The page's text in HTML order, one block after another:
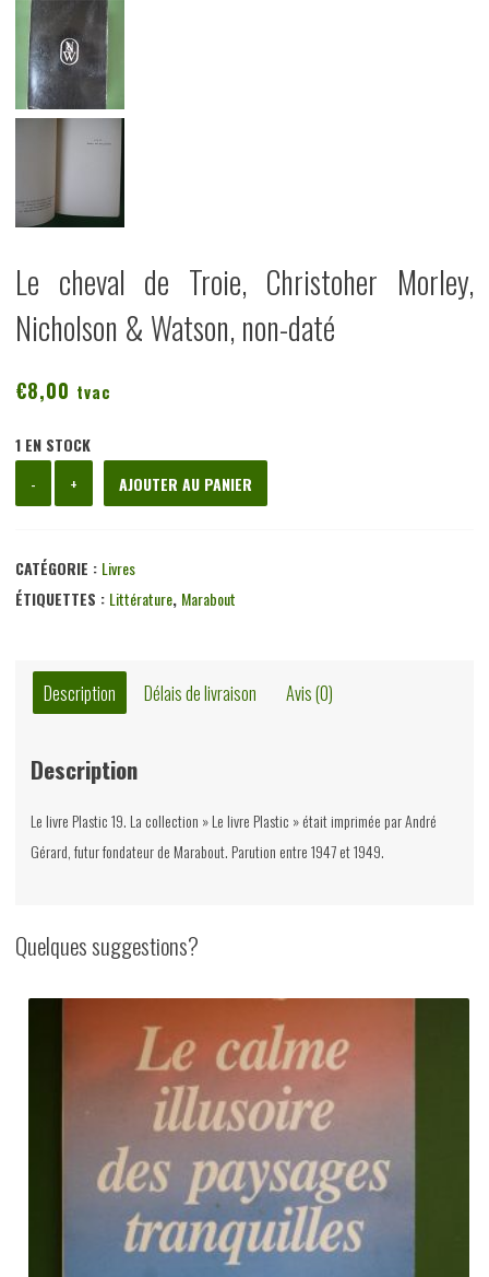
Le cheval de Troie, Christoher Morley,
Nicholson & Watson, non-daté
€8,00 tvac
1 EN STOCK
-
de
cheval
de
Morley,
Nicholson
Watson,
non-
daté
+ AJOUTER AU PANIER
CATÉGORIE : Livres
ÉTIQUETTES : Littérature, Marabout
Description Délais de livraison Avis (0)
Description
Le livre Plastic 19. La collection » Le livre Plastic » était imprimée par André
Gérard, futur fondateur de Marabout. Parution entre 1947 et 1949.
Quelques suggestions?